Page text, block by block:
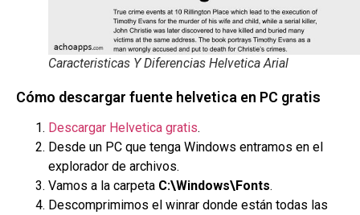
Caracteristicas Y Diferencias Helvetica Arial
Cómo descargar fuente helvetica en PC gratis
Descargar Helvetica gratis.
Desde un PC que tenga Windows entramos en el
explorador de archivos.
Vamos a la carpeta C:\Windows\Fonts.
Descomprimimos el winrar donde están todas las